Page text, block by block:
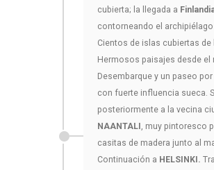
cubierta; la llegada a
contorneando el archipiélago
Cientos de islas cubiertas de
Hermosos paisajes desde el
Desembarque y un paseo por
con fuerte influencia sueca.
posteriormente a la vecina
NAANTALI , muy pintoresco
casitas de madera junto al
Continuación a HELSINKI.